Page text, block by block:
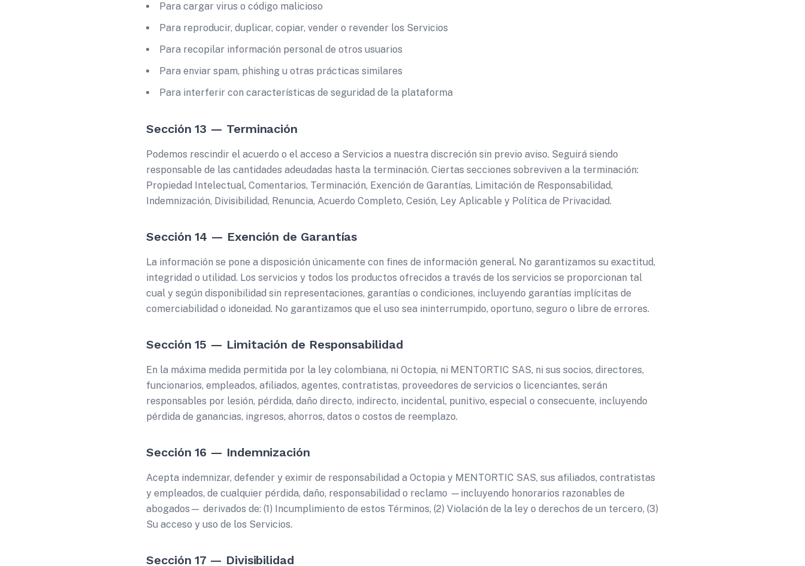
Para cargar virus o código malicioso
Para reproducir, duplicar, copiar, vender o revender los Servicios
Para recopilar información personal de otros usuarios
Para enviar spam, phishing u otras prácticas similares
Para interferir con características de seguridad de la plataforma
Sección 13 — Terminación
Podemos rescindir el acuerdo o el acceso a Servicios a nuestra discreción sin previo aviso. Seguirá siendo
responsable de las cantidades adeudadas hasta la terminación. Ciertas secciones sobreviven a la terminación:
Propiedad Intelectual, Comentarios, Terminación, Exención de Garantías, Limitación de Responsabilidad,
Indemnización, Divisibilidad, Renuncia, Acuerdo Completo, Cesión, Ley Aplicable y Política de Privacidad.
Sección 14 — Exención de Garantías
La información se pone a disposición únicamente con fines de información general. No garantizamos su exactitud,
integridad o utilidad. Los servicios y todos los productos ofrecidos a través de los servicios se proporcionan tal
cual y según disponibilidad sin representaciones, garantías o condiciones, incluyendo garantías implícitas de
comerciabilidad o idoneidad. No garantizamos que el uso sea ininterrumpido, oportuno, seguro o libre de errores.
Sección 15 — Limitación de Responsabilidad
En la máxima medida permitida por la ley colombiana, ni Octopia, ni MENTORTIC SAS, ni sus socios, directores,
funcionarios, empleados, afiliados, agentes, contratistas, proveedores de servicios o licenciantes, serán
responsables por lesión, pérdida, daño directo, indirecto, incidental, punitivo, especial o consecuente, incluyendo
pérdida de ganancias, ingresos, ahorros, datos o costos de reemplazo.
Sección 16 — Indemnización
Acepta indemnizar, defender y eximir de responsabilidad a Octopia y MENTORTIC SAS, sus afiliados, contratistas
y empleados, de cualquier pérdida, daño, responsabilidad o reclamo —incluyendo honorarios razonables de
abogados— derivados de: (1) Incumplimiento de estos Términos, (2) Violación de la ley o derechos de un tercero, (3)
Su acceso y uso de los Servicios.
Sección 17 — Divisibilidad